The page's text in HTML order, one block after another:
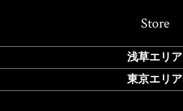
Store
浅草エリア
東京エリア